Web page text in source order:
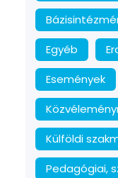
Egyéb
Események
Külföldi
Pedagógiai,